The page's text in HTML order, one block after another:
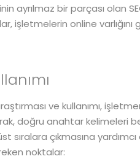
bir parçası olan
işletmelerin online
ve kullanımı,
doğru anahtar kelimeleri
çıkmasına
noktalar: